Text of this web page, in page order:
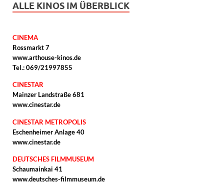
ALLE KINOS IM ÜBERBLICK
CINEMA
Rossmarkt 7
www.arthouse-kinos.de
Tel.: 069/21997855
CINESTAR
Mainzer Landstraße 681
www.cinestar.de
CINESTAR METROPOLIS
Eschenheimer Anlage 40
www.cinestar.de
DEUTSCHES FILMMUSEUM
Schaumainkai 41
www.deutsches-filmmuseum.de